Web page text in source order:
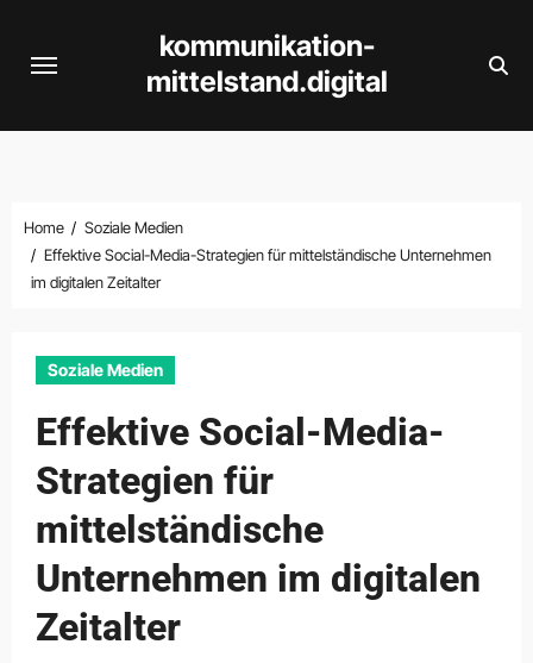
kommunikation-
mittelstand.digital
Home
Soziale Medien
Effektive Social-Media-Strategien für mittelständische Unternehmen
im digitalen Zeitalter
Soziale Medien
Effektive Social-Media-
Strategien für
mittelständische
Unternehmen im digitalen
Zeitalter